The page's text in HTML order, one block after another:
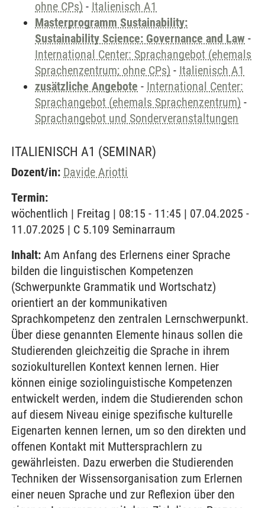
ohne CPs) - Italienisch A1
Masterprogramm Sustainability:
Sustainability Science: Governance and Law -
International Center: Sprachangebot (ehemals
Sprachenzentrum; ohne CPs) - Italienisch A1
zusätzliche Angebote - International Center:
Sprachangebot (ehemals Sprachenzentrum) -
Sprachangebot und Sonderveranstaltungen
ITALIENISCH A1 (SEMINAR)
Dozent/in: Davide Ariotti
Termin:
wöchentlich | Freitag | 08:15 - 11:45 | 07.04.2025 -
11.07.2025 | C 5.109 Seminarraum
Inhalt: Am Anfang des Erlernens einer Sprache
bilden die linguistischen Kompetenzen
(Schwerpunkte Grammatik und Wortschatz)
orientiert an der kommunikativen
Sprachkompetenz den zentralen Lernschwerpunkt.
Über diese genannten Elemente hinaus sollen die
Studierenden gleichzeitig die Sprache in ihrem
soziokulturellen Kontext kennen lernen. Hier
können einige soziolinguistische Kompetenzen
entwickelt werden, indem die Studierenden schon
auf diesem Niveau einige spezifische kulturelle
Eigenarten kennen lernen, um so den direkten und
offenen Kontakt mit Muttersprachlern zu
gewährleisten. Dazu erwerben die Studierenden
Techniken der Wissensorganisation zum Erlernen
einer neuen Sprache und zur Reflexion über den